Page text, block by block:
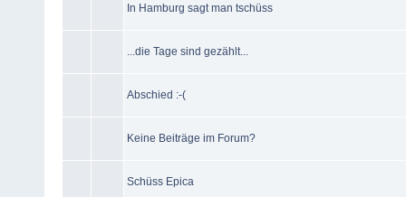
In Hamburg sagt man tschüss
...die Tage sind gezählt...
Abschied :-(
Keine Beiträge im Forum?
Schüss Epica